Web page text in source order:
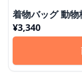
着物バッグ 動
¥3,340